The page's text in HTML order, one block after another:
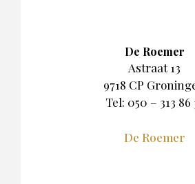
De Roemer
Astraat 13
9718 CP
Tel: 050 – 313 86
De Roemer